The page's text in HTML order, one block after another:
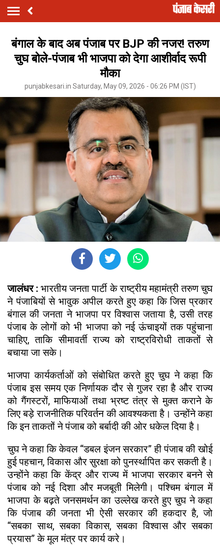
बंगाल के बाद अब पंजाब पर BJP की नजर! तरुण
चुघ बोले-पंजाब भी भाजपा को देगा आशीर्वाद रूपी
मौका
punjabkesari.in Saturday, May 09, 2026 - 06:26 PM (IST)
जालंधर :भारतीय जनता पार्टी के राष्ट्रीय महामंत्री तरुण चुघ
ने पंजाबियों से भावुक अपील करते हुए कहा कि जिस प्रकार
बंगाल की जनता ने भाजपा पर विश्वास जताया है, उसी तरह
पंजाब के लोगों को भी भाजपा को नई ऊंचाइयों तक पहुंचाना
चाहिए, ताकि सीमावर्ती राज्य को राष्ट्रविरोधी ताकतों से
बचाया जा सके।
भाजपा कार्यकर्ताओं को संबोधित करते हुए चुघ ने कहा कि
पंजाब इस समय एक निर्णायक दौर से गुजर रहा है और राज्य
को गैंगस्टरों, माफियाओं तथा भ्रष्ट तंत्र से मुक्त कराने के
लिए बड़े राजनीतिक परिवर्तन की आवश्यकता है। उन्होंने कहा
कि इन ताकतों ने पंजाब को बर्बादी की ओर धकेल दिया है।
चुघ ने कहा कि केवल “डबल इंजन सरकार” ही पंजाब की खोई
हुई पहचान, विकास और सुरक्षा को पुनर्स्थापित कर सकती है।
उन्होंने कहा कि केंद्र और राज्य में भाजपा सरकार बनने से
पंजाब को नई दिशा और मजबूती मिलेगी। पश्चिम बंगाल में
भाजपा के बढ़ते जनसमर्थन का उल्लेख करते हुए चुघ ने कहा
कि पंजाब की जनता भी ऐसी सरकार की हकदार है, जो
“सबका साथ, सबका विकास, सबका विश्वास और सबका
प्रयास” के मूल मंत्र पर कार्य करे।